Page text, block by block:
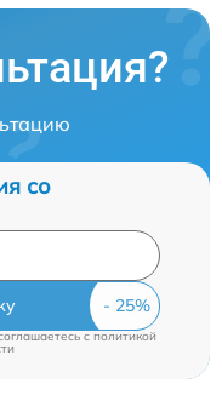
со
cполитикой